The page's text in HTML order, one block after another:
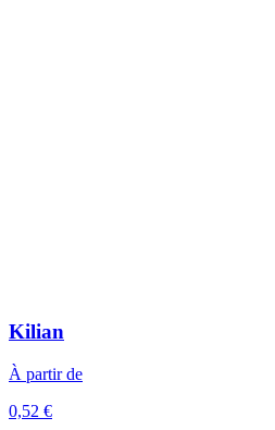
Kilian
À partir de
0,52 €